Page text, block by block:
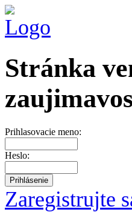
Stránka
Prihlasovacie meno:
Heslo:
Zaregistrujte